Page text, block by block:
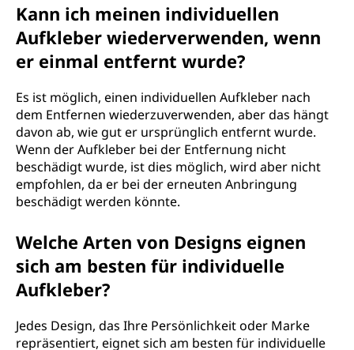
Kann ich meinen individuellen
Aufkleber wiederverwenden, wenn
er einmal entfernt wurde?
Es ist möglich, einen individuellen Aufkleber nach
dem Entfernen wiederzuverwenden, aber das hängt
davon ab, wie gut er ursprünglich entfernt wurde.
Wenn der Aufkleber bei der Entfernung nicht
beschädigt wurde, ist dies möglich, wird aber nicht
empfohlen, da er bei der erneuten Anbringung
beschädigt werden könnte.
Welche Arten von Designs eignen
sich am besten für individuelle
Aufkleber?
Jedes Design, das Ihre Persönlichkeit oder Marke
repräsentiert, eignet sich am besten für individuelle